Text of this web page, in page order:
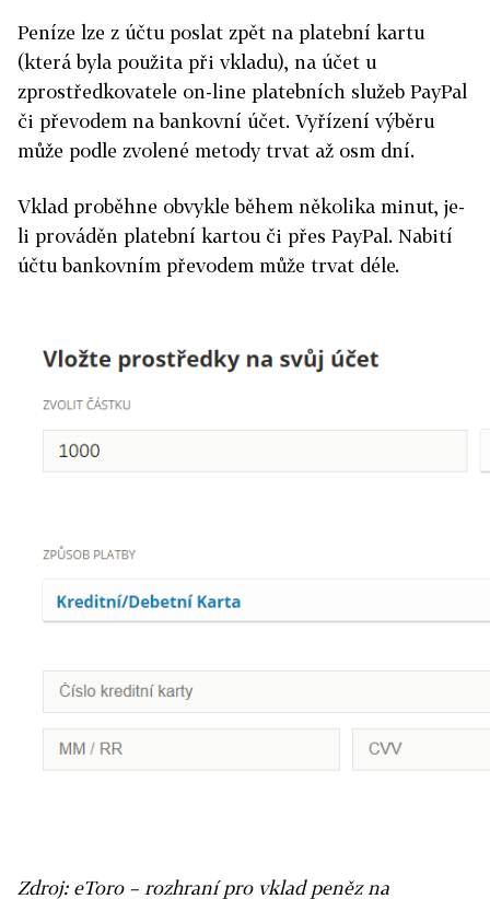
Peníze lze z účtu poslat zpět na platební kartu
(která byla použita při vkladu), na účet u
zprostředkovatele on-line platebních služeb PayPal
či převodem na bankovní účet. Vyřízení výběru
může podle zvolené metody trvat až osm dní.
Vklad proběhne obvykle během několika minut, je-
li prováděn platební kartou či přes PayPal. Nabití
účtu bankovním převodem může trvat déle.
Zdroj: eToro – rozhraní pro vklad peněz na